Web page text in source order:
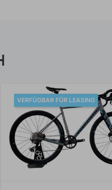
VERFÜGBAR FÜR LEASING